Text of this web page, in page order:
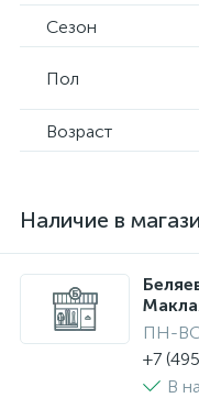
Сезон
Пол
Возраст
Наличие в
ПН-ВС
+7
В